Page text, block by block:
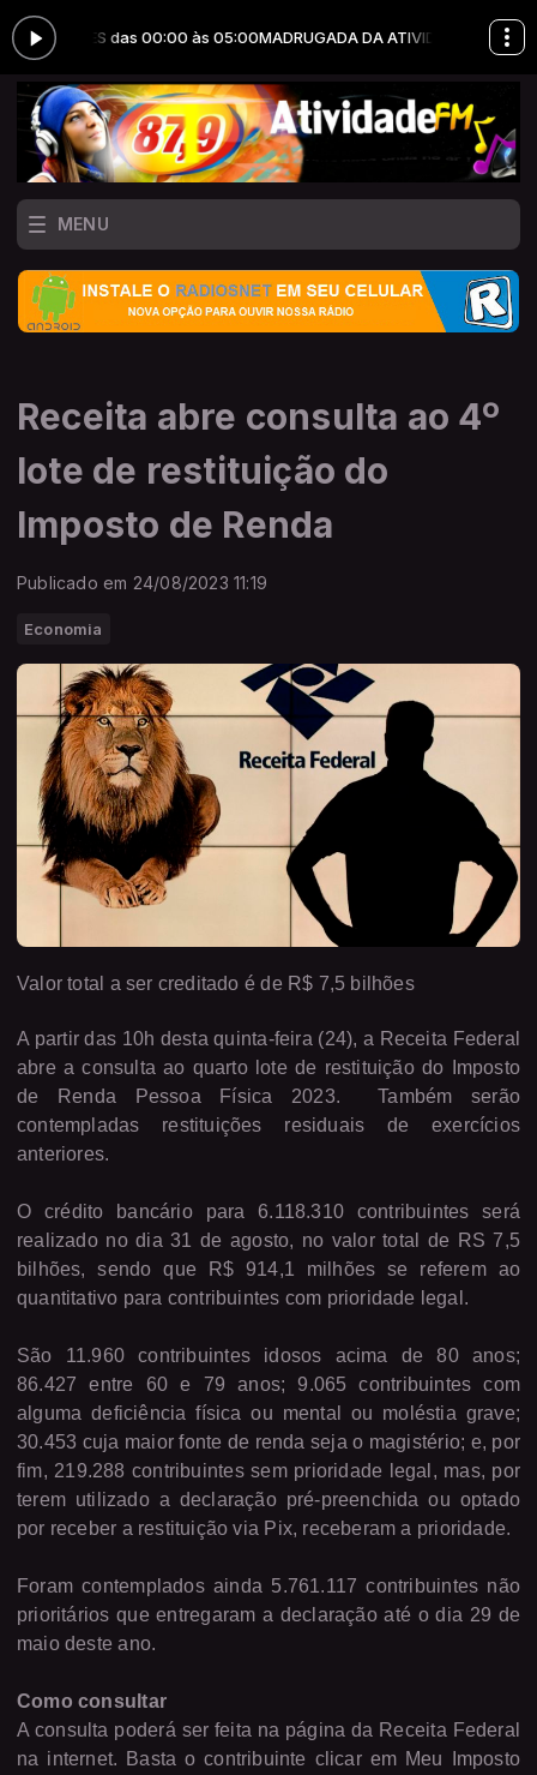
das 00:00 às 05:00MADRUGADA DA ATIVIDADE com JOTA
MENU
Receita abre consulta ao 4º
lote de restituição do
Imposto de Renda
Publicado em 24/08/2023 11:19
Economia
Valor total a ser creditado é de R$ 7,5 bilhões
A partir das 10h desta quinta-feira (24), a Receita Federal
abre a consulta ao quarto lote de restituição do Imposto
de Renda Pessoa Física 2023.
Também serão
contempladas restituições residuais de exercícios
anteriores.
O crédito bancário para 6.118.310 contribuintes será
realizado no dia 31 de agosto, no valor total de RS 7,5
bilhões, sendo que R$ 914,1 milhões se referem ao
quantitativo para contribuintes com prioridade legal.
São 11.960 contribuintes idosos acima de 80 anos;
86.427 entre 60 e 79 anos; 9.065 contribuintes com
alguma deficiência física ou mental ou moléstia grave;
30.453 cuja maior fonte de renda seja o magistério; e, por
fim, 219.288 contribuintes sem prioridade legal, mas, por
terem utilizado a declaração pré-preenchida ou optado
por receber a restituição via Pix, receberam a prioridade.
Foram contemplados ainda 5.761.117 contribuintes não
prioritários que entregaram a declaração até o dia 29 de
maio deste ano.
Como consultar
A consulta poderá ser feita na página da Receita Federal
na internet. Basta o contribuinte clicar em Meu Imposto